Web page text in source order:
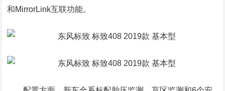
和MirrorLink互联功能。